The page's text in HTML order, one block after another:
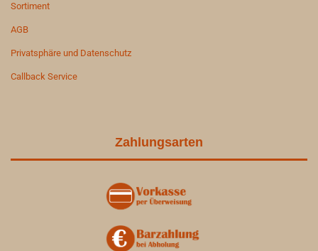
Sortiment
AGB
Privatsphäre und Datenschutz
Callback Service
Zahlungsarten